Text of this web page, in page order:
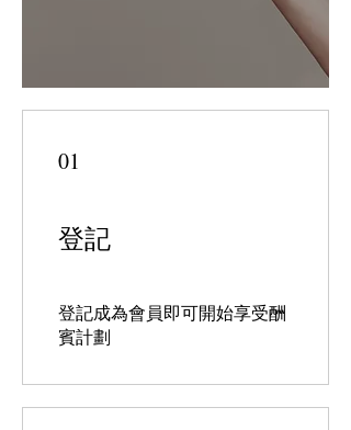
01
登記
登記成為會員即可開始享受酬
賓計劃